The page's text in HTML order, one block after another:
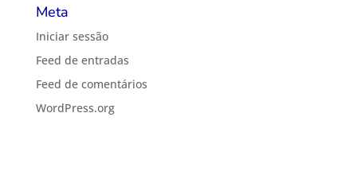
Meta
Iniciar sessão
Feed de entradas
Feed de comentários
WordPress.org